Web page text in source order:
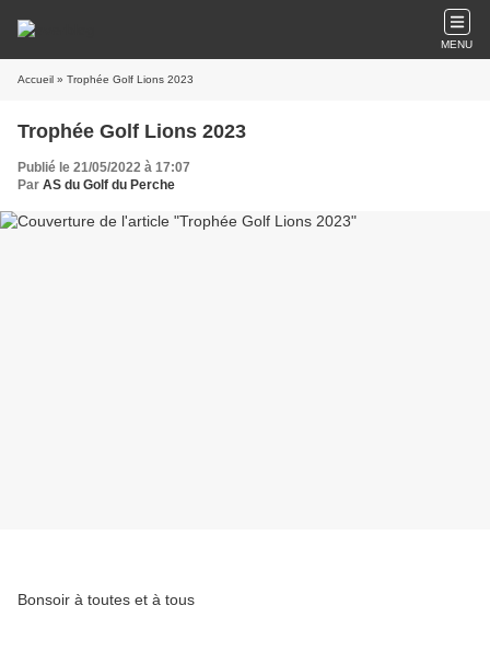
MENU
Accueil » Trophée Golf Lions 2023
Trophée Golf Lions 2023
Publié le 21/05/2022 à 17:07
Par AS du Golf du Perche
Bonsoir à toutes et à tous